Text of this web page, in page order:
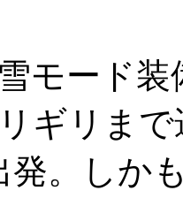
モード
ギリま
発。しか